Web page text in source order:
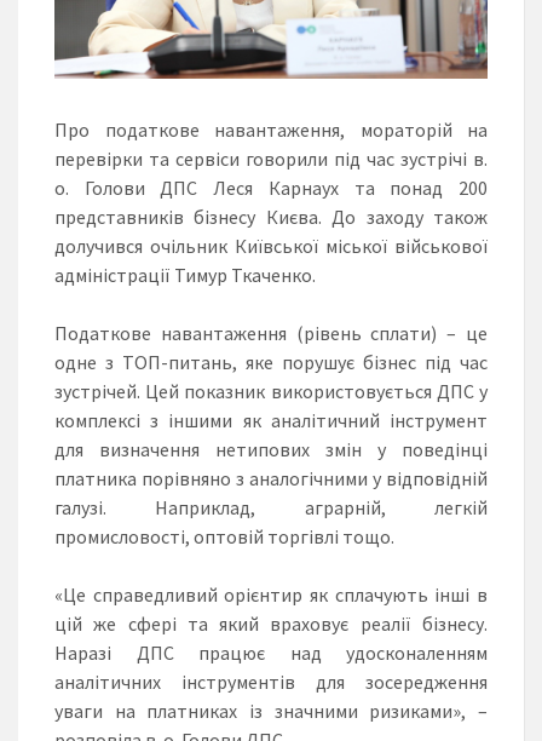
Про податкове навантаження, мораторій на
перевірки та сервіси говорили під час зустрічі в.
о. Голови ДПС Леся Карнаух та понад 200
представників бізнесу Києва. До заходу також
долучився очільник Київської міської військової
адміністрації Тимур Ткаченко.
Податкове навантаження (рівень сплати) – це
одне з ТОП-питань, яке порушує бізнес під час
зустрічей. Цей показник використовується ДПС у
комплексі з іншими як аналітичний інструмент
для визначення нетипових змін у поведінці
платника порівняно з аналогічними у відповідній
галузі. Наприклад, аграрній, легкій
промисловості, оптовій торгівлі тощо.
«Це справедливий орієнтир як сплачують інші в
цій же сфері та який враховує реалії бізнесу.
Наразі ДПС працює над удосконаленням
аналітичних інструментів для зосередження
уваги на платниках із значними ризиками», –